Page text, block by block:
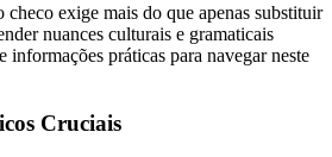
checo exige mais do que apenas substituir
nuances culturais e gramaticais
informações práticas para navegar neste
Cruciais